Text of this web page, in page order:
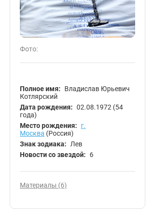
Фото:
Полное имя:
Владислав Юрьевич
Котлярский
Дата рождения: 02.08.1972 (54
года)
Место рождения:
г.
Москва (Россия)
Знак зодиака:
Лев
Новости со звездой:
6
Материалы (6)